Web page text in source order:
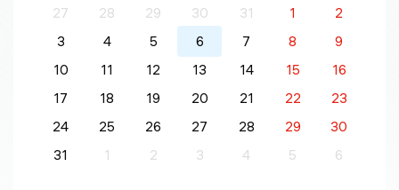
27
28 29 30 31 1
2
3
4 5 6 7 8
9
10
11 12 13 14 15
16
17
18 19 20 21 22
23
24
25 26 27 28 29
30
31
1 2 3 4 5 6